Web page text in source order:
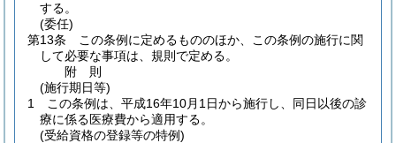
する。
(委任)
第13条
この条例に定めるもののほか、この条例の施行に関
して必要な事項は、規則で定める。
附 則
(施行期日等)
1
この条例は、平成16年10月1日から施行し、同日以後の診
療に係る医療費から適用する。
(受給資格の登録等の特例)